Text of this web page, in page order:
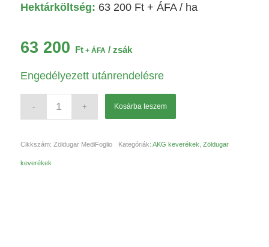
Hektárköltség: 63 200 Ft+ ÁFA / ha
63 200 Ft+ ÁFA / zsák
Engedélyezett utánrendelésre
Kosárba teszem
Cikkszám: Zöldugar MediFoglio Kategóriák: AKG keverékek, Zöldugar
keverékek